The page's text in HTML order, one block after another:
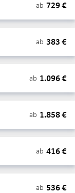
ab 729€
ab 383 €
ab 1.096€
ab 1.858€
ab 416€
ab 536€